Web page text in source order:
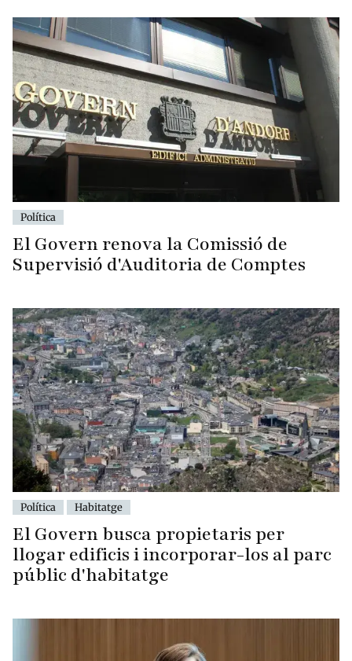
Política
El Govern renova la Comissió de
Supervisió d'Auditoria de Comptes
Política Habitatge
El Govern busca propietaris per
llogar edificis i incorporar-los al parc
públic d'habitatge